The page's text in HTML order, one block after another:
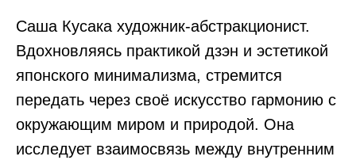
Саша Кусака художник-абстракционист.
Вдохновляясь практикой дзэн и эстетикой
японского минимализма, стремится
передать через своё искусство гармонию с
окружающим миром и природой. Она
исследует взаимосвязь между внутренним